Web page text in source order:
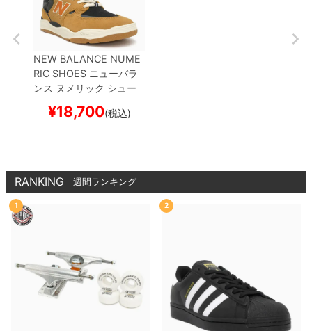
NEW BALANCE NUME
RIC SHOES ニューバラ
ンス ヌメリック シュー
MOS 1010NM1010LV
¥18,700(税込)
RANKING 週間ランキング
1 2